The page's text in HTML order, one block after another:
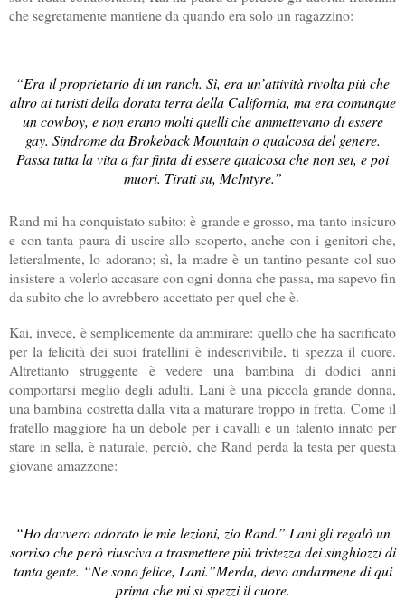
che segretamente mantiene da quando era solo un ragazzino:
“Era il proprietario di un ranch. Sì, era un’attività rivolta più che
altro ai turisti della dorata terra della California, ma era comunque
un cowboy, e non erano molti quelli che ammettevano di essere
gay. Sindrome da Brokeback Mountain o qualcosa del genere.
Passa tutta la vita a far finta di essere qualcosa che non sei, e poi
muori. Tirati su, McIntyre.”
Rand mi ha conquistato subito: è grande e grosso, ma tanto insicuro
e con tanta paura di uscire allo scoperto, anche con i genitori che,
letteralmente, lo adorano; sì, la madre è un tantino pesante col suo
insistere a volerlo accasare con ogni donna che passa, ma sapevo fin
da subito che lo avrebbero accettato per quel che è.
Kai, invece, è semplicemente da ammirare: quello che ha sacrificato
per la felicità dei suoi fratellini è indescrivibile, ti spezza il cuore.
Altrettanto struggente è vedere una bambina di dodici anni
comportarsi meglio degli adulti. Lani è una piccola grande donna,
una bambina costretta dalla vita a maturare troppo in fretta. Come il
fratello maggiore ha un debole per i cavalli e un talento innato per
stare in sella, è naturale, perciò, che Rand perda la testa per questa
giovane amazzone:
“Ho davvero adorato le mie lezioni, zio Rand.” Lani gli regalò un
sorriso che però riusciva a trasmettere più tristezza dei singhiozzi di
tanta gente. “Ne sono felice, Lani.”Merda, devo andarmene di qui
prima che mi si spezzi il cuore.